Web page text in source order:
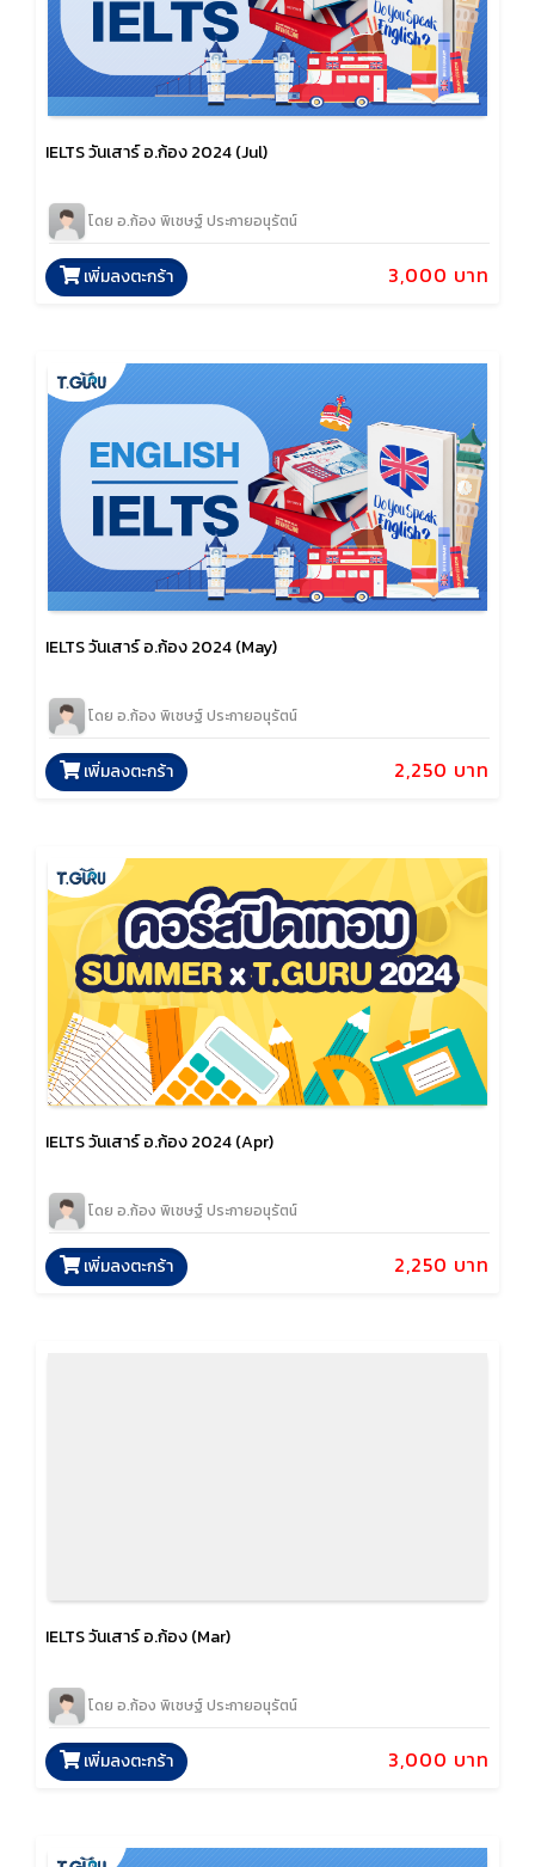
IELTS วันเสาร์ อ.ก้อง 2024 (Jul)
โดย อ.ก้อง พิเชษฐ์ ประกายอนุรัตน์
3,000 บาท
เพิ่มลงตะกร้า
IELTS วันเสาร์ อ.ก้อง 2024 (May)
โดย อ.ก้อง พิเชษฐ์ ประกายอนุรัตน์
2,250 บาท
เพิ่มลงตะกร้า
IELTS วันเสาร์ อ.ก้อง 2024 (Apr)
โดย อ.ก้อง พิเชษฐ์ ประกายอนุรัตน์
2,250 บาท
เพิ่มลงตะกร้า
IELTS วันเสาร์ อ.ก้อง (Mar)
โดย อ.ก้อง พิเชษฐ์ ประกายอนุรัตน์
3,000 บาท
เพิ่มลงตะกร้า